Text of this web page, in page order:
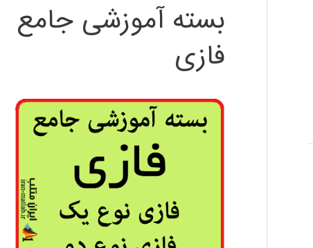
بسته آموزشی جامع
فازی